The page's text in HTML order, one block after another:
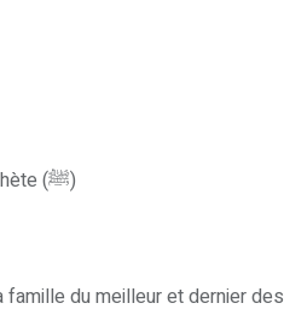
Les beaux-parents et gendres du Prophète (ﷺ)
du meilleur et dernier des